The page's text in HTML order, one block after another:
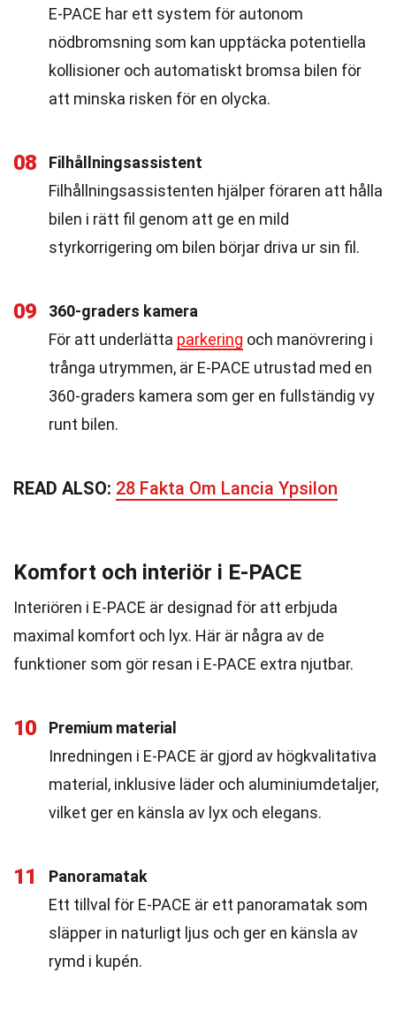
E-PACE har ett system för autonom
nödbromsning som kan upptäcka potentiella
kollisioner och automatiskt bromsa bilen för
att minska risken för en olycka.
08
Filhållningsassistent
Filhållningsassistenten hjälper föraren att hålla
bilen i rätt fil genom att ge en mild
styrkorrigering om bilen börjar driva ur sin fil.
09
360-graders kamera
För att underlätta parkering och manövrering i
trånga utrymmen, är E-PACE utrustad med en
360-graders kamera som ger en fullständig vy
runt bilen.
READ ALSO: 28 Fakta Om Lancia Ypsilon
Komfort och interiör i E-PACE
Interiören i E-PACE är designad för att erbjuda
maximal komfort och lyx. Här är några av de
funktioner som gör resan i E-PACE extra njutbar.
10
Premium material
Inredningen i E-PACE är gjord av högkvalitativa
material, inklusive läder och aluminiumdetaljer,
vilket ger en känsla av lyx och elegans.
11
Panoramatak
Ett tillval för E-PACE är ett panoramatak som
släpper in naturligt ljus och ger en känsla av
rymd i kupén.